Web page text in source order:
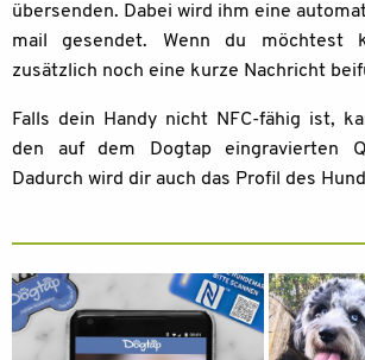
übersenden. Dabei wird ihm eine
mail gesendet. Wenn du möchtest
zusätzlich noch eine kurze Nachricht
Falls dein Handy nicht NFC-fähig ist,
den auf dem Dogtap eingravierten
Dadurch wird dir auch das Profil des